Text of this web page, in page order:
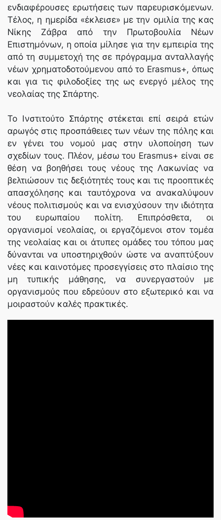
ενδιαφέρουσες ερωτήσεις των παρευρισκόμενων.
Τέλος, η ημερίδα «έκλεισε» με την ομιλία της κας
Νίκης Ζάβρα από την Πρωτοβουλία Νέων
Επιστημόνων, η οποία μίλησε για την εμπειρία της
από τη συμμετοχή της σε πρόγραμμα ανταλλαγής
νέων χρηματοδοτούμενου από το Erasmus+, όπως
και για τις φιλοδοξίες της ως ενεργό μέλος της
νεολαίας της Σπάρτης.
Το Ινστιτούτο Σπάρτης στέκεται επί σειρά ετών
αρωγός στις προσπάθειες των νέων της πόλης και
εν γένει του νομού μας στην υλοποίηση των
σχεδίων τους. Πλέον, μέσω του Erasmus+ είναι σε
θέση να βοηθήσει τους νέους της Λακωνίας να
βελτιώσουν τις δεξιότητές τους και τις προοπτικές
απασχόλησης και ταυτόχρονα να ανακαλύψουν
νέους πολιτισμούς και να ενισχύσουν την ιδιότητα
του ευρωπαίου πολίτη. Επιπρόσθετα, οι
οργανισμοί νεολαίας, οι εργαζόμενοι στον τομέα
της νεολαίας και οι άτυπες ομάδες του τόπου μας
δύνανται να υποστηριχθούν ώστε να αναπτύξουν
νέες και καινοτόμες προσεγγίσεις στο πλαίσιο της
μη τυπικής μάθησης, να συνεργαστούν με
οργανισμούς που εδρεύουν στο εξωτερικό και να
μοιραστούν καλές πρακτικές.